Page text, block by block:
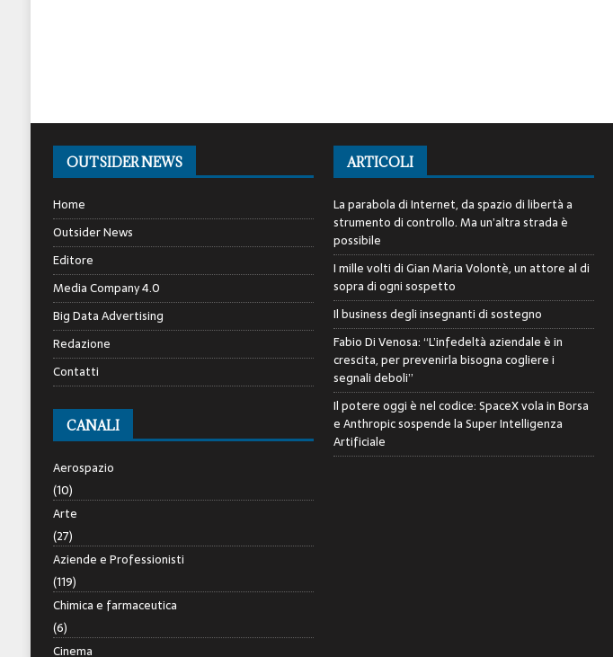
OUTSIDER NEWS
Home
Outsider News
Editore
Media Company 4.0
Big Data Advertising
Redazione
Contatti
CANALI
Aerospazio
(10)
Arte
(27)
Aziende e Professionisti
(119)
Chimica e farmaceutica
(6)
Cinema
ARTICOLI
La parabola di Internet, da spazio di libertà a
strumento di controllo. Ma un’altra strada è
possibile
I mille volti di Gian Maria Volontè, un attore al di
sopra di ogni sospetto
Il business degli insegnanti di sostegno
Fabio Di Venosa: “L’infedeltà aziendale è in
crescita, per prevenirla bisogna cogliere i
segnali deboli”
Il potere oggi è nel codice: SpaceX vola in Borsa
e Anthropic sospende la Super Intelligenza
Artificiale